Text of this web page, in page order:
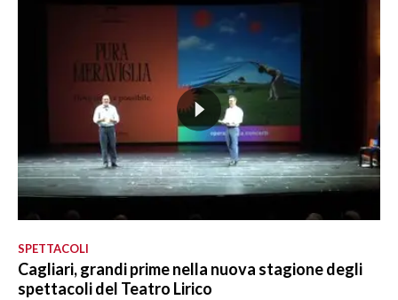
SPETTACOLI
Cagliari, grandi prime nella nuova stagione degli
spettacoli del Teatro Lirico